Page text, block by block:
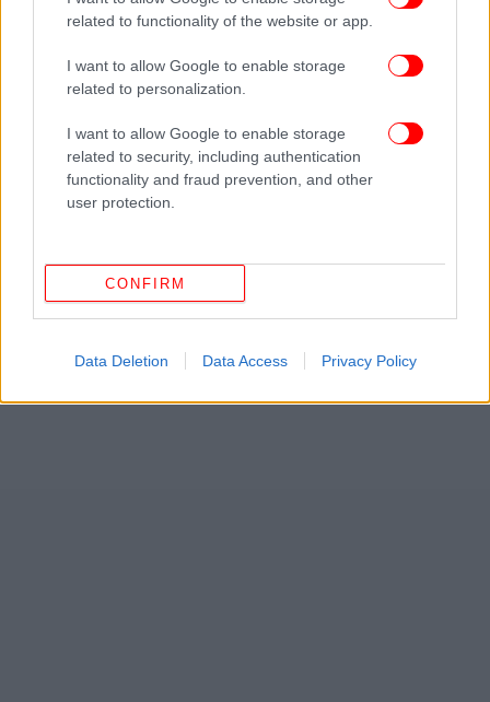
related to functionality of the website or app.
I want to allow Google to enable storage
related to personalization.
I want to allow Google to enable storage
related to security, including authentication
functionality and fraud prevention, and other
user protection.
CONFIRM
Data Deletion Data Access Privacy Policy
ΑΥΤΟΚΙΝΗΤΟΒΙΟΜΗΧΑΝΊΑ
ΑΥΤΟΚΊΝΗΤΑ